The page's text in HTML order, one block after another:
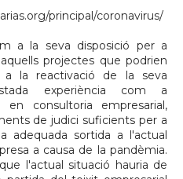
principal/coronavirus/
a la seva disposició per a
projectes que podrien
la reactivació de la seva
experiència com a
en consultoria empresarial,
de judici suficients per a
adequada sortida a l'actual
a causa de la pandèmia.
l'actual situació hauria de